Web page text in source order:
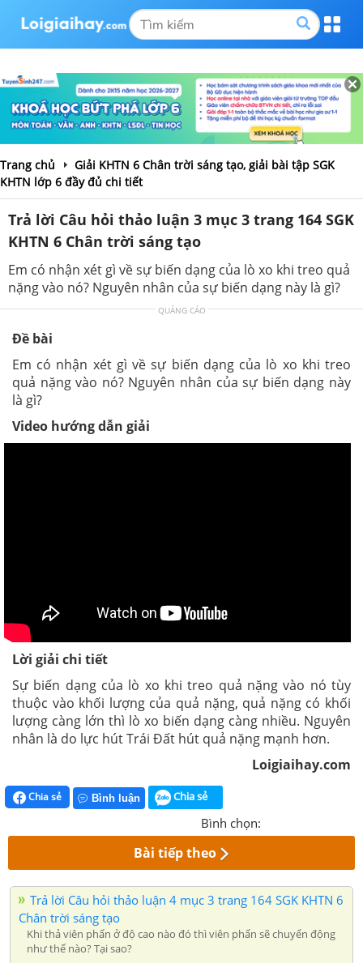
Trang chủ
Giải KHTN 6 Chân trời sáng tạo, giải bài tập SGK
KHTN lớp 6 đầy đủ chi tiết
Trả lời Câu hỏi thảo luận 3 mục 3 trang 164 SGK
KHTN 6 Chân trời sáng tạo
Em có nhận xét gì về sự biến dạng của lò xo khi treo quả
nặng vào nó? Nguyên nhân của sự biến dạng này là gì?
QUẢNG CÁO
Đề bài
Em có nhận xét gì về sự biến dạng của lò xo khi treo
quả nặng vào nó? Nguyên nhân của sự biến dạng này
là gì?
Video hướng dẫn giải
Lời giải chi tiết
Sự biến dạng của lò xo khi treo quả nặng vào nó tùy
thuộc vào khối lượng của quả nặng, quả nặng có khối
lượng càng lớn thì lò xo biến dạng càng nhiều. Nguyên
nhân là do lực hút Trái Đất hút quả nặng mạnh hơn.
Loigiaihay.com
Chia sẻ Bình luận Chia sẻ
Bình chọn:
Bài tiếp theo
Trả lời Câu hỏi thảo luận 4 mục 3 trang 164 SGK KHTN 6
Chân trời sáng tạo
Khi thả viên phấn ở độ cao nào đó thì viên phấn sẽ chuyển động
như thế nào? Tại sao?